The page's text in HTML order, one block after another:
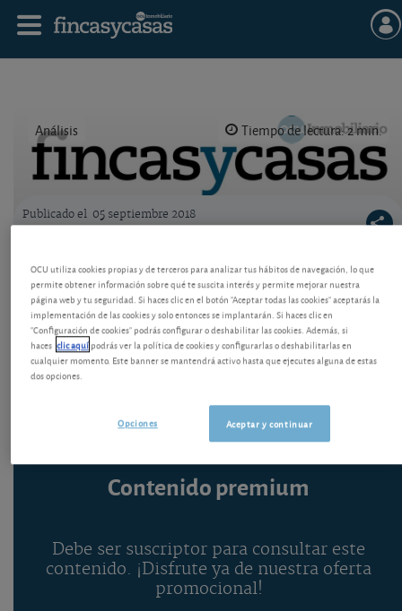
Análisis Tiempo de lectura: 2 min.
Logo OCU inmobiliario
Publicado el 05 septiembre 2018
Consejos de estrategia para el patrimonio
Vea un modelo de distribución del patrimonio global
en forma de carteras que acumulan una rentabilidad
muy elevada en el largo plazo. Cambios recientes
para adaptarse a la evolución actual.
Contenido premium
Debe ser suscriptor para consultar este
contenido. ¡Disfrute ya de nuestra oferta
promocional!
OCU utiliza cookies propias y de terceros para analizar tus hábitos de navegación, lo que
permite obtener información sobre qué te suscita interés y permite mejorar nuestra
página web y tu seguridad. Si haces clic en el botón "Aceptar todas las cookies" aceptarás la
implementación de las cookies y solo entonces se implantarán. Si haces clic en
"Configuración de cookies" podrás configurar o deshabilitar las cookies. Además, si
haces clic aquípodrás ver la política de cookies y configurarlas o deshabilitarlas en
cualquier momento. Este banner se mantendrá activo hasta que ejecutes alguna de estas
dos opciones.
Aceptar y continuar
Opciones